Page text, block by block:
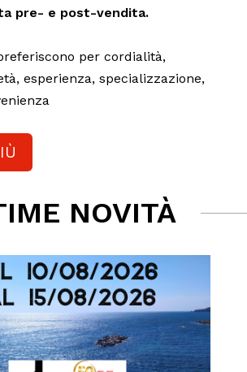
pre- e post-vendita.
per cordialità,
esperienza, specializzazione,
NOVITÀ